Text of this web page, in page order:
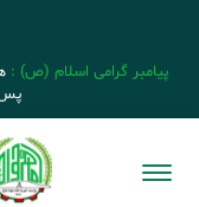
پیامبر گرامی اسلام (ص) :
پس